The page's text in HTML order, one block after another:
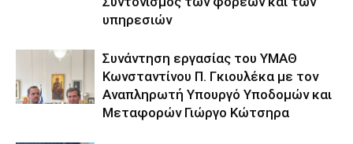
υπηρεσιών
Συνάντηση εργασίας του ΥΜΑΘ
Κωνσταντίνου Π. Γκιουλέκα με τον
Αναπληρωτή Υπουργό Υποδομών και
Μεταφορών Γιώργο Κώτσηρα